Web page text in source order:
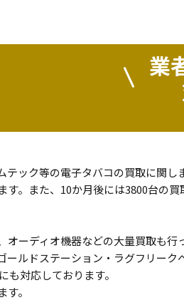
業
テック等の電子タバコの買取に関し
す。また、10か月後には3800台の
オーディオ機器などの大量買取も行
ールドステーション・ラグフリーク
も対応しております。
。